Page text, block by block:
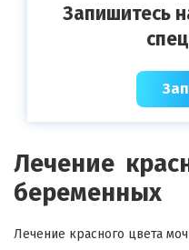
Запишитесь
Лечение
беременных
Лечение красного цвета